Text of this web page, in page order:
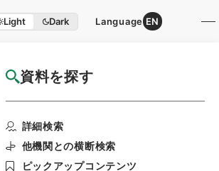
Light Dark Language EN
資料を探す
詳細検索
他機関との横断検索
ピックアップコンテンツ
国立公文書館HP利用案内